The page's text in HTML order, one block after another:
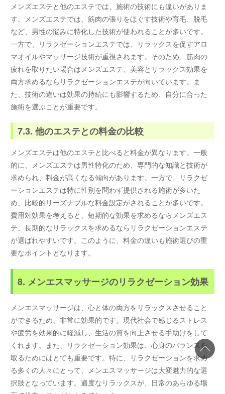
メンズエステと他のエステでは、施術の技術にも違いがありま
す。メンズエステでは、筋肉の張りをほぐす技術や育毛、脱毛
など、男性の悩みに特化した技術が使われることが多いです。
一方で、リラクゼーションエステでは、リラックスを促すアロ
マオイルやマッサージ技術が重視されます。そのため、筋肉の
疲れを取りたい場合はメンズエステ、美容とリラックス効果を
両方求めるならリラクゼーションエステが向いています。ま
た、技術の違いは効果の持続にも影響するため、自分に合った
施術を選ぶことが重要です。
7.3. 他のエステとの料金の比較
メンズエステは他のエステと比べると料金が異なります。一般
的に、メンズエステは男性特化のため、専門的な知識と技術が
求められ、料金が高くなる傾向があります。一方で、リラクゼ
ーションエステは特に性別を問わず提供される施術が多いた
め、比較的リーズナブルな料金設定がされることが多いです。
費用対効果を考えると、短期的な効果を求めるならメンズエス
テ、長期的なリラックスを求めるならリラクゼーションエステ
が選ばれやすいです。このように、料金の違いも施術選びの重
要なポイントとなります。
8. メンエスマッサージのリラクゼーション効果
メンエスマッサージは、心と体の両方をリラックスさせること
ができるため、非常に効果的です。現代社会で感じるストレス
や疲労を効果的に軽減し、生活の質を向上させる手助けをして
くれます。また、リラクゼーション効果は、心身のバランスを
取るためにはとても重要です。特に、リラクゼーションを求め
る多くの人々にとって、メンエスマッサージは大変魅力的な選
択肢となっています。適度なリラックスが、日常のあらゆる場